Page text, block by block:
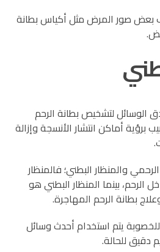
بعض صور المرض مثل أكياس بطانة
الوسائل لتشخيص بطانة الرحم
برؤية أماكن انتشار الأنسجة وإزالة
والمنظار البطني؛ فالمنظار
بينما المنظار البطني هو
بطانة الرحم المهاجرة.
يتم استخدام أحدث وسائل
دقيق للحالة.